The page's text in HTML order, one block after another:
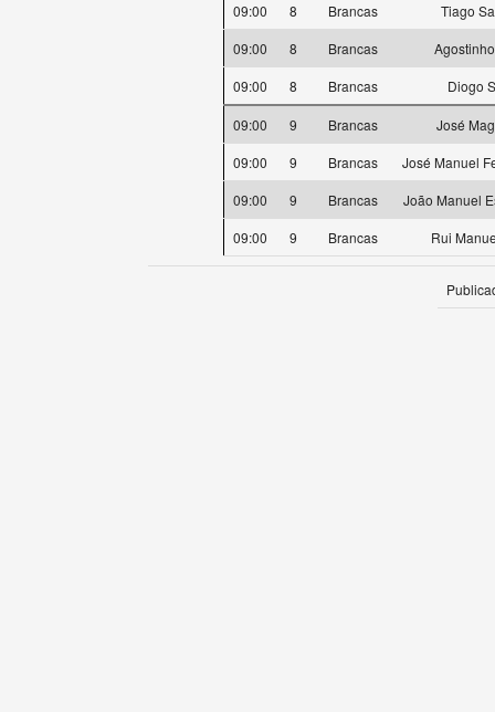
09:00
8 Brancas
Tiago
09:00
8 Brancas
09:00
8 Brancas Diogo
09:00 9 Brancas
José
09:00
9 Brancas
José Manuel
09:00
9 Brancas
João Manuel
09:00
9 Brancas Rui